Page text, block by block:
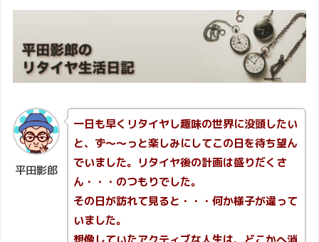
平田影郎
一日も早くリタイヤし趣味の世界に没頭したい
と、ず～～っと楽しみにしてこの日を待ち望ん
でいました。リタイヤ後の計画は盛りだくさ
ん・・・のつもりでした。
その日が訪れて見ると・・・何か様子が違って
いました。